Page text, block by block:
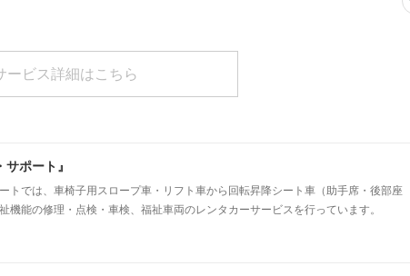
ービス詳細はこちら
ポート』
トでは、車椅子用スロープ車・リフト車から回転昇降シート車（助手席・後部座
機能の修理・点検・車検、福祉車両のレンタカーサービスを行っています。